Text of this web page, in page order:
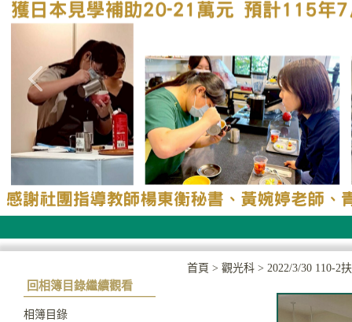
回相簿目錄繼續觀看
相簿目錄
首頁 > 觀光科 > 2022/3/30 110-2